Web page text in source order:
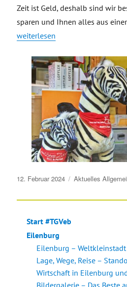
Zeit ist Geld, deshalb sind wir
sparen und Ihnen alles aus
„KNORR & PARTNER – Büro-
weiterlesen
Veröffentlicht
12. Februar 2024 Aktuelles
Start #TGVeb
Eilenburg
Eilenburg – Weltkleinstadt
Lage, Wege, Reise –
Wirtschaft in Eilenburg